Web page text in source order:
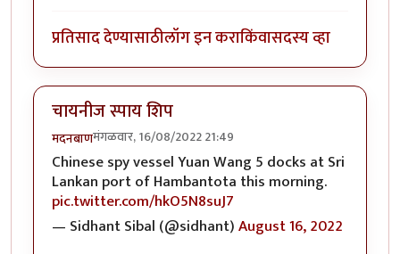
प्रतिसाद देण्यासाठीलॉग इन कराकिंवासदस्य व्हा
चायनीज स्पाय शिप
मदनबाणमंगळवार, 16/08/2022 21:49
Chinese spy vessel Yuan Wang 5 docks at Sri
Lankan port of Hambantota this morning.
pic.twitter.com/hkO5N8suJ7
— Sidhant Sibal (@sidhant)August 16, 2022